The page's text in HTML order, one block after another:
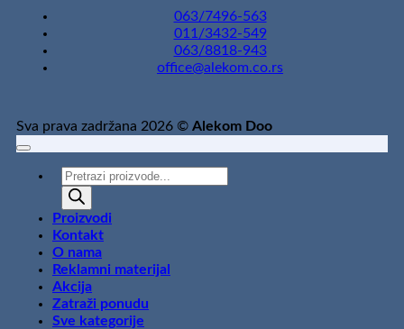
063/7496-563
011/3432-549
063/8818-943
office@alekom.co.rs
Sva prava zadržana 2026 © Alekom Doo
Products
search
Proizvodi
Kontakt
O nama
Reklamni materijal
Akcija
Zatraži ponudu
Sve kategorije